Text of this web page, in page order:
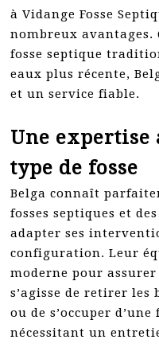
à Vidange Fosse
nombreux avantages.
fosse septique
eaux plus récente,
et un service fiable.
Une expertise
type de fosse
Belga connaît
fosses septiques et
adapter ses
configuration. Leur
moderne pour
s’agisse de retirer les
ou de s’occuper
nécessitant un